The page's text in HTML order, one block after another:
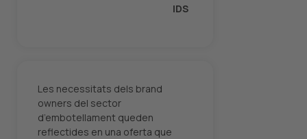
IDS
Les necessitats dels brand
owners del sector
d’embotellament queden
reflectides en una oferta que